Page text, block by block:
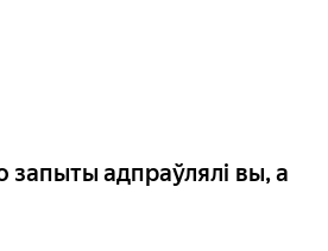
запыты адпраўлялі вы, а